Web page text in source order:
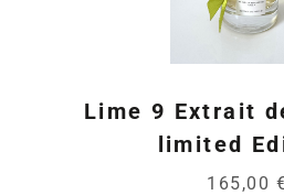
Lime 9 Extrait
limited
165,00